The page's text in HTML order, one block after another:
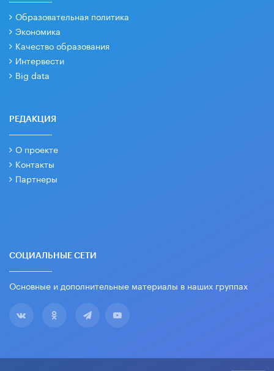
Образовательная политика
Экономика
Качество образования
Интервести
Big data
РЕДАКЦИЯ
О проекте
Контакты
Партнеры
СОЦИАЛЬНЫЕ СЕТИ
Основные и дополнительные материалы в наших группах